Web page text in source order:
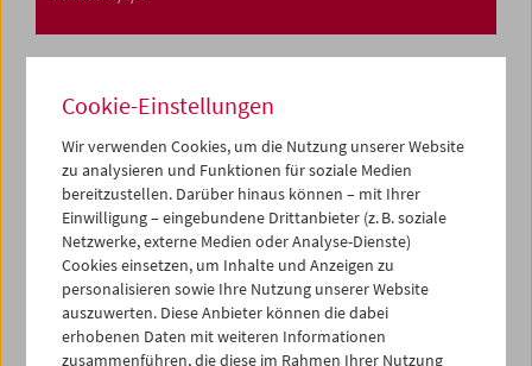
Cookie-Einstellungen
Wir verwenden Cookies, um die Nutzung unserer Website
zu analysieren und Funktionen für soziale Medien
bereitzustellen. Darüber hinaus können – mit Ihrer
Einwilligung – eingebundene Drittanbieter (z. B. soziale
Netzwerke, externe Medien oder Analyse-Dienste)
Cookies einsetzen, um Inhalte und Anzeigen zu
personalisieren sowie Ihre Nutzung unserer Website
auszuwerten. Diese Anbieter können die dabei
erhobenen Daten mit weiteren Informationen
zusammenführen, die diese im Rahmen Ihrer Nutzung